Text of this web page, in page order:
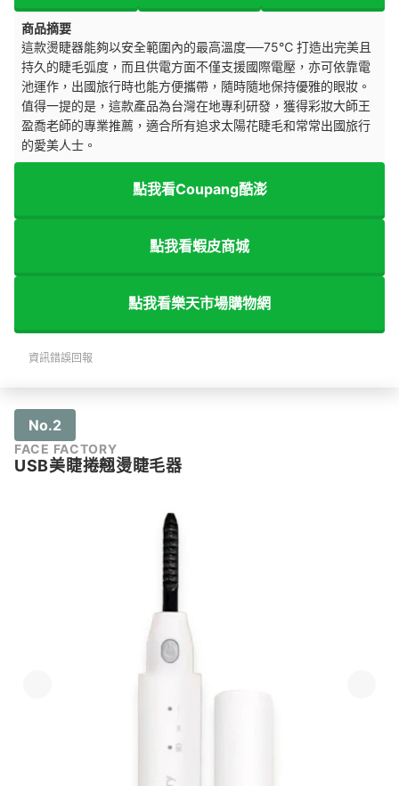
商品摘要
這款燙睫器能夠以安全範圍內的最高溫度──75℃ 打造出完美且
持久的睫毛弧度，而且供電方面不僅支援國際電壓，亦可依靠電
池運作，出國旅行時也能方便攜帶，隨時隨地保持優雅的眼妝。
值得一提的是，這款產品為台灣在地專利研發，獲得彩妝大師王
盈喬老師的專業推薦，適合所有追求太陽花睫毛和常常出國旅行
的愛美人士。
點我看Coupang酷澎
點我看蝦皮商城
點我看樂天市場購物網
資訊錯誤回報
No.2
FACE FACTORY
USB美睫捲翹燙睫毛器